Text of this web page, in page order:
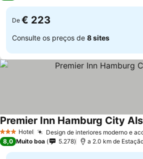
De € 223
Consulte os preços de 8 sites
3 EstrelasHotel Design de interiores moderno e
Premier Inn Hamburg City
8,0 Muito boa 5.278 a 2.0 km de